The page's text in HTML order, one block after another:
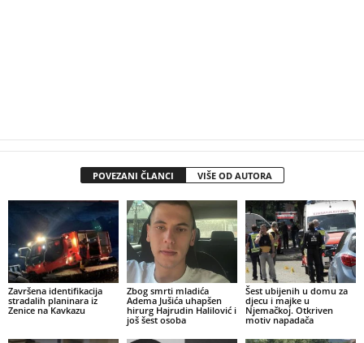
POVEZANI ČLANCI VIŠE OD AUTORA
Završena identifikacija
stradalih planinara iz
Zenice na Kavkazu
Zbog smrti mladića
Adema Jušića uhapšen
hirurg Hajrudin Halilović i
još šest osoba
Šest ubijenih u domu za
djecu i majke u
Njemačkoj. Otkriven
motiv napadača